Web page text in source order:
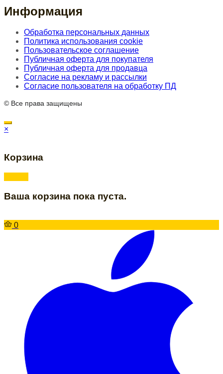
Информация
Обработка персональных данных
Политика использования cookie
Пользовательское соглашение
Публичная оферта для покупателя
Публичная оферта для продавца
Согласие на рекламу и рассылки
Согласие пользователя на обработку ПД
© Все права защищены
×
Корзина
Ваша корзина пока пуста.
0